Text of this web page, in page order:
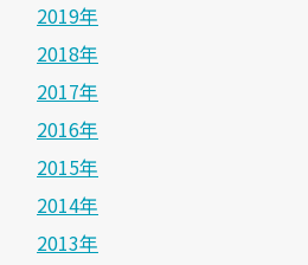
2019年
2018年
2017年
2016年
2015年
2014年
2013年